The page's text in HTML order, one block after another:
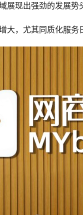
展现出强劲的发展势
大，尤其同质化服务